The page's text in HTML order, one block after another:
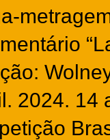
2024. 14